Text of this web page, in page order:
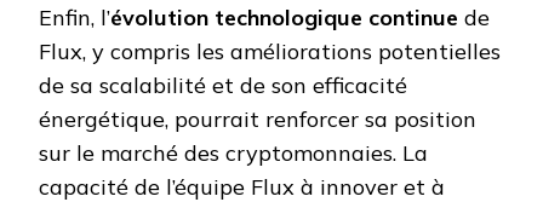
Enfin, l’évolution technologique continue de
Flux, y compris les améliorations potentielles
de sa scalabilité et de son efficacité
énergétique, pourrait renforcer sa position
sur le marché des cryptomonnaies. La
capacité de l’équipe Flux à innover et à